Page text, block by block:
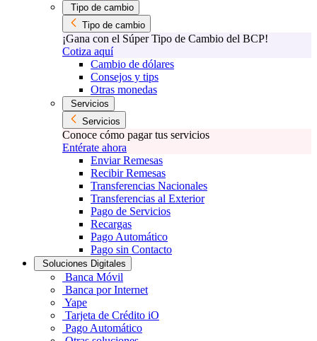
Tipo de cambio
Tipo de cambio
¡Gana con el Súper Tipo de Cambio del BCP!
Cotiza aquí
Cambio de dólares
Consejos y tips
Otras monedas
Servicios
Servicios
Conoce cómo pagar tus servicios
Entérate ahora
Enviar Remesas
Recibir Remesas
Transferencias Nacionales
Transferencias al Exterior
Pago de Servicios
Recargas
Pago Automático
Pago sin Contacto
Soluciones Digitales
Banca Móvil
Banca por Internet
Yape
Tarjeta de Crédito iO
Pago Automático